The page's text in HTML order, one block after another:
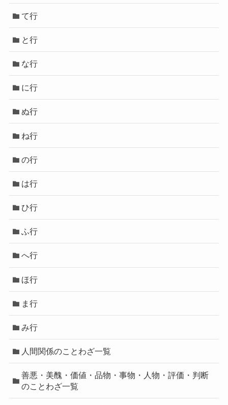
て行
と行
な行
に行
ぬ行
ね行
の行
は行
ひ行
ふ行
へ行
ほ行
ま行
み行
人間関係のことわざ一覧
善悪・美醜・価値・品物・事物・人物・評価・判断
のことわざ一覧